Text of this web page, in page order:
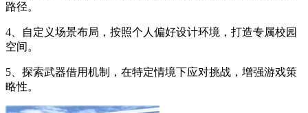
路径。
4、自定义场景布局，按照个人偏好设计环境，打造专属校园
空间。
5、探索武器借用机制，在特定情境下应对挑战，增强游戏策
略性。